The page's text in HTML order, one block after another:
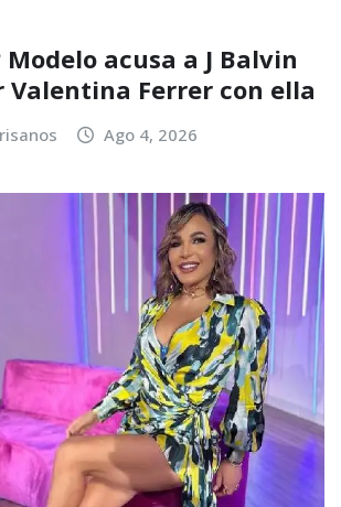
acusa a J Balvin
Valentina Ferrer con ella
Ago 4, 2026